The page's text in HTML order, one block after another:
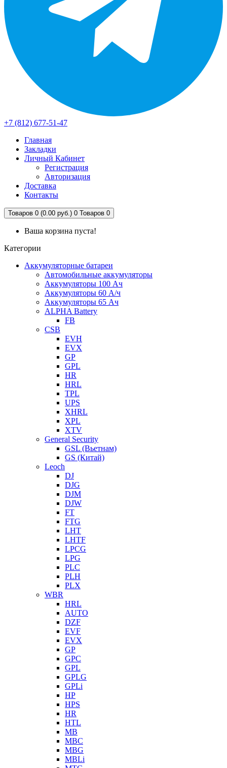
+7 (812) 677-51-47
Главная
Закладки
Личный Кабинет
Регистрация
Авторизация
Доставка
Контакты
Товаров 0 (0.00 руб.) 0 Товаров 0
Ваша корзина пуста!
Категории
Аккумуляторные батареи
Автомобильные аккумуляторы
Аккумуляторы 100 Ач
Аккумуляторы 60 А/ч
Аккумуляторы 65 Ач
ALPHA Battery
FB
CSB
EVH
EVX
GP
GPL
HR
HRL
TPL
UPS
XHRL
XPL
XTV
General Security
GSL (Вьетнам)
GS (Китай)
Leoch
DJ
DJG
DJM
DJW
FT
FTG
LHT
LHTF
LPCG
LPG
PLC
PLH
PLX
WBR
HRL
AUTO
DZF
EVF
EVX
GP
GPC
GPL
GPLG
GPLi
HP
HPS
HR
HTL
MB
MBC
MBG
MBLi